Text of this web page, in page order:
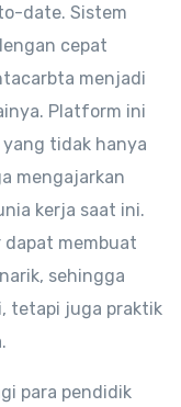
date. Sistem
cepat
menjadi
Platform ini
tidak hanya
mengajarkan
kerja saat ini.
dapat membuat
sehingga
tetapi juga praktik
para pendidik